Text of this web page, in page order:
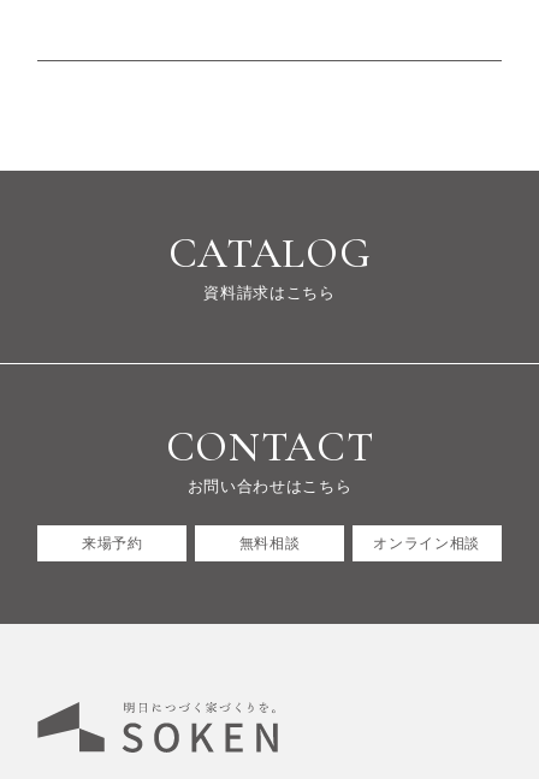
CATALOG
資料請求はこちら
CONTACT
お問い合わせはこちら
来場予約 無料相談 オンライン相談